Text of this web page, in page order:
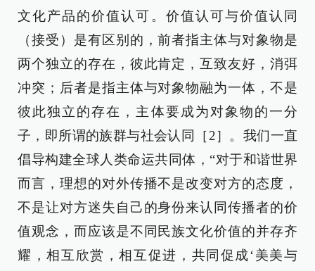
文化产品的价值认可。价值认可与价值认同
（接受）是有区别的，前者指主体与对象物是
两个独立的存在，彼此肯定，互致友好，消弭
冲突；后者是指主体与对象物融为一体，不是
彼此独立的存在，主体要成为对象物的一分
子，即所谓的族群与社会认同［2］。我们一直
倡导构建全球人类命运共同体，“对于和谐世界
而言，理想的对外传播不是改变对方的态度，
不是让对方迷失自己的身份来认同传播者的价
值观念，而应该是不同民族文化价值的并存齐
耀，相互欣赏，相互促进，共同促成‘美美与